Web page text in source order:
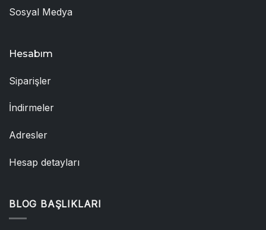
Sosyal Medya
Hesabım
Siparişler
İndirmeler
Adresler
Hesap detayları
BLOG BAŞLIKLARI